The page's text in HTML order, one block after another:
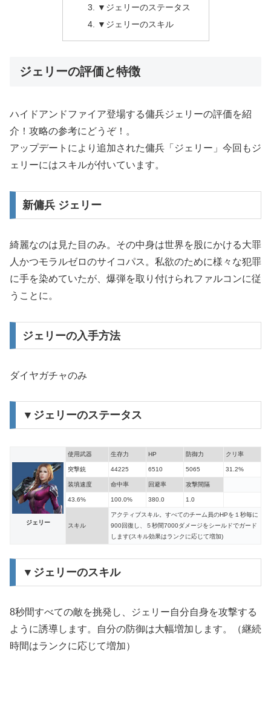
▼ジェリーのステータス
▼ジェリーのスキル
ジェリーの評価と特徴
ハイドアンドファイア登場する傭兵ジェリーの評価を紹
介！攻略の参考にどうぞ！。
アップデートにより追加された傭兵「ジェリー」今回もジ
ェリーにはスキルが付いています。
新傭兵 ジェリー
綺麗なのは見た目のみ。その中身は世界を股にかける大罪
人かつモラルゼロのサイコパス。私欲のために様々な犯罪
に手を染めていたが、爆弾を取り付けられファルコンに従
うことに。
ジェリーの入手方法
ダイヤガチャのみ
▼ジェリーのステータス
ジェリー
使用武器 生存力 HP 防御力 クリ率
突撃銃 44225 6510 5065 31.2%
装填速度 命中率 回避率 攻撃間隔
43.6% 100.0% 380.0 1.0
スキル
アクティブスキル。すべてのチーム員のHPを１秒毎に
900回復し、５秒間7000ダメージをシールドでガード
します(スキル効果はランクに応じて増加)
▼ジェリーのスキル
8秒間すべての敵を挑発し、ジェリー自分自身を攻撃する
ように誘導します。自分の防御は大幅増加します。（継続
時間はランクに応じて増加）